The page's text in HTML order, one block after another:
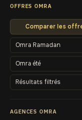
OFFRES OMRA
Comparer les
Omra Ramadan
Omra été
Résultats filtrés
AGENCES OMRA